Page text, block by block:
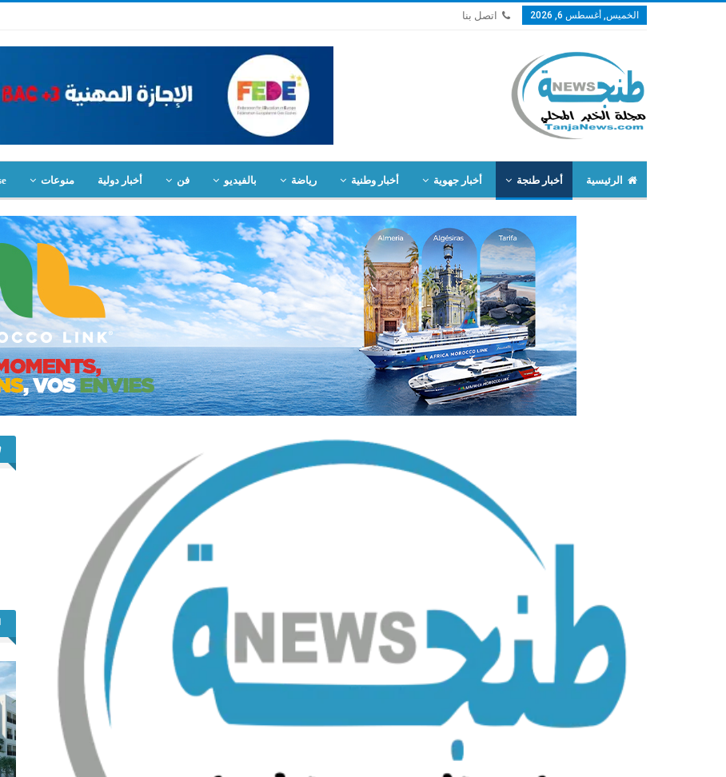
الخميس, أغسطس 6, 2026 اتصل بنا
الرئيسية أخبار طنجة أخبار جهوية أخبار وطنية رياضة بالفيديو فن أخبار دولية منوعات